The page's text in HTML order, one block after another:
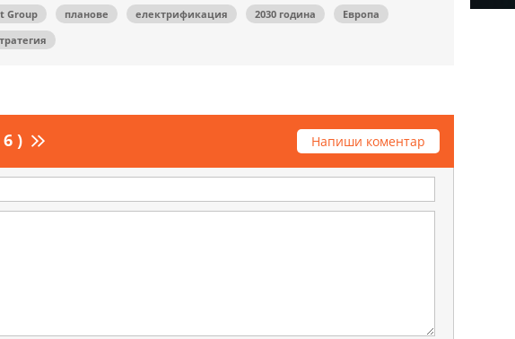
Group планове електрификация 2030 година
Европа
) Напиши коментар